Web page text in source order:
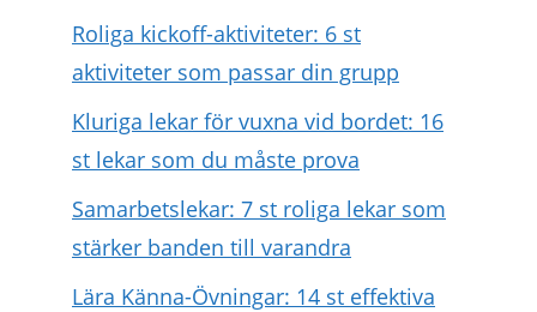
Roliga kickoff-aktiviteter: 6 st
aktiviteter som passar din grupp
Kluriga lekar för vuxna vid bordet: 16
st lekar som du måste prova
Samarbetslekar: 7 st roliga lekar som
stärker banden till varandra
Lära Känna-Övningar: 14 st effektiva